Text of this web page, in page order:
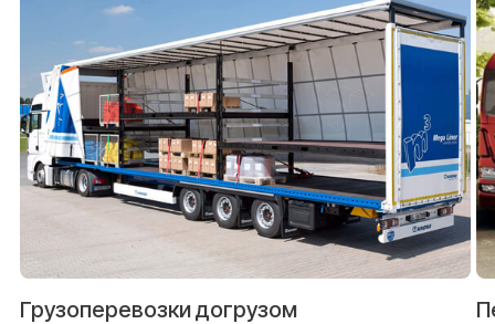
Грузоперевозки догрузом